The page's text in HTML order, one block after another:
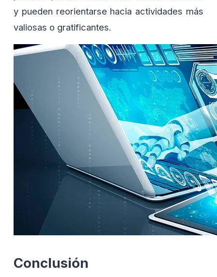
y pueden reorientarse hacia actividades más
valiosas o gratificantes.
Conclusión